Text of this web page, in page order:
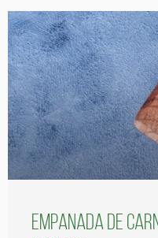
Empanada de